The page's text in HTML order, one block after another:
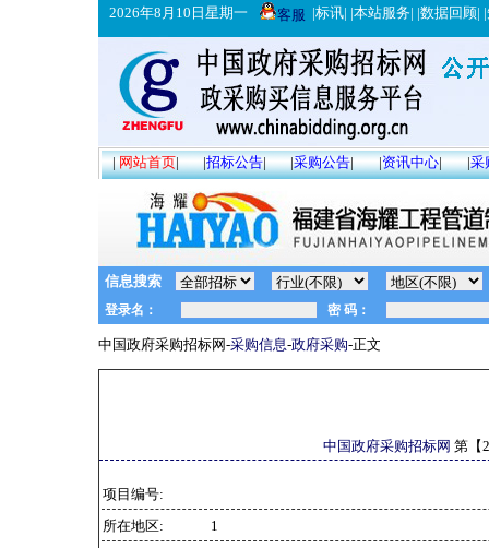
2026年8月10日星期一 客服 |标讯| |本站服务| |数据回顾| |
|网站首页| |招标公告| |采购公告| |资讯中心| |采
信息搜索
中国政府采购招标网-采购信息-政府采购-正文
中国政府采购招标网 第【
项目编号:
所在地区:
1